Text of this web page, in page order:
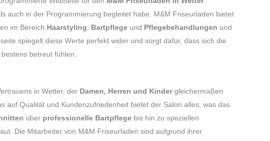
auch in der Programmierung begleitet habe. M&M Friseurladen bietet
im Bereich Haarstyling Bartpflege und Pflegebehandlungen und
spiegelt diese Werte perfekt wider und sorgt dafür, dass sich die
betreut fühlen.
in Wetter, der Damen, Herren und Kindergleichermaßen
auf Qualität und Kundenzufriedenheit bietet der Salon alles, was das
über professionelle Bartpflege bis hin zu speziellen
Die Mitarbeiter von M&M Friseurladen sind aufgrund ihrer